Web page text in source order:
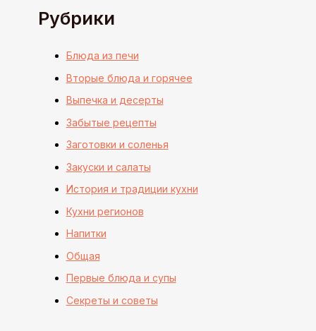
Рубрики
Блюда из печи
Вторые блюда и горячее
Выпечка и десерты
Забытые рецепты
Заготовки и соленья
Закуски и салаты
История и традиции кухни
Кухни регионов
Напитки
Общая
Первые блюда и супы
Секреты и советы